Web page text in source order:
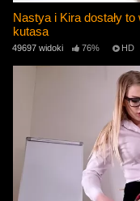
Nastya i Kira dostały
kutasa
49697 widoki 76% HD